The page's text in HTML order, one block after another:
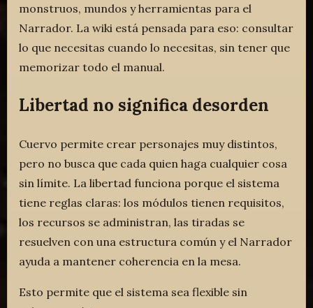
monstruos, mundos y herramientas para el
Narrador. La wiki está pensada para eso: consultar
lo que necesitas cuando lo necesitas, sin tener que
memorizar todo el manual.
Libertad no significa desorden
Cuervo permite crear personajes muy distintos,
pero no busca que cada quien haga cualquier cosa
sin límite. La libertad funciona porque el sistema
tiene reglas claras: los módulos tienen requisitos,
los recursos se administran, las tiradas se
resuelven con una estructura común y el Narrador
ayuda a mantener coherencia en la mesa.
Esto permite que el sistema sea flexible sin